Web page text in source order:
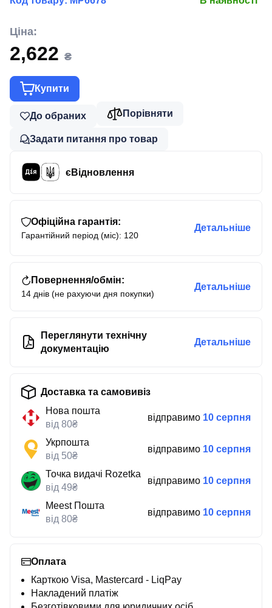
Ціна:
2,622 ₴
Купити
До обраних Порівняти
Задати питання про товар
єВідновлення
Офіційна гарантія:
Гарантійний період (міс): 120
Детальніше
Повернення/обмін:
14 днів (не рахуючи дня покупки)
Детальніше
Переглянути технічну
документацію
Детальніше
Доставка та самовивіз
Нова пошта
від 80₴
відправимо 10 серпня
Укрпошта
від 50₴
відправимо 10 серпня
Точка видачі Rozetka
від 49₴
відправимо 10 серпня
Meest Пошта
від 80₴
відправимо 10 серпня
Оплата
Карткою Visa, Mastercard - LiqPay
Накладений платіж